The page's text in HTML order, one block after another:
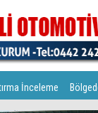
İnceleme